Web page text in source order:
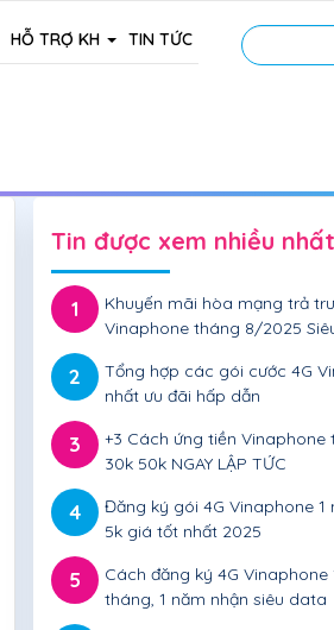
HỖ TRỢ KH TIN TỨC
Tin được xem nhiều nhất
1
Khuyến mãi hòa mạng trả
Vinaphone tháng 8/2025
2
Tổng hợp các gói cước 4G
nhất ưu đãi hấp dẫn
3
+3 Cách ứng tiền Vinaphone
30k 50k NGAY LẬP TỨC
4
Đăng ký gói 4G Vinaphone 1
5k giá tốt nhất 2025
5
Cách đăng ký 4G Vinaphone
tháng, 1 năm nhận siêu data